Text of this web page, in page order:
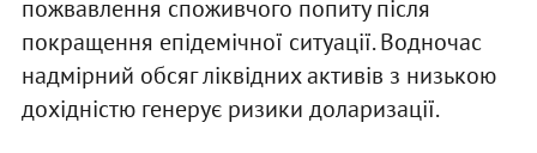
пожвавлення споживчого попиту після
покращення епідемічної ситуації. Водночас
надмірний обсяг ліквідних активів з низькою
дохідністю генерує ризики доларизації.